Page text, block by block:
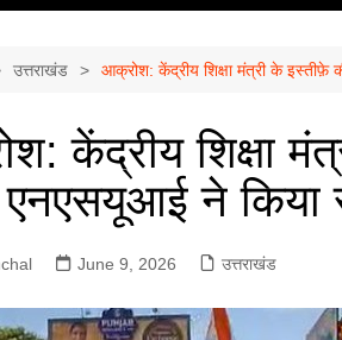
उत्तराखंड आक्रोश: केंद्रीय शिक्षा मंत्री के
केंद्रीय शिक्षा
ने किया
June 9, 2026 उत्तराखंड